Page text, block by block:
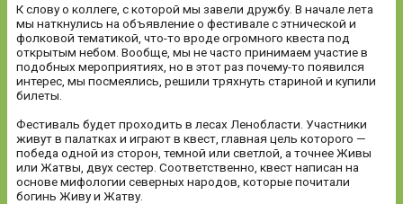
К слову о коллеге, с которой мы завели дружбу. В начале лета
мы наткнулись на объявление о фестивале с этнической и
фолковой тематикой, что-то вроде огромного квеста под
открытым небом. Вообще, мы не часто принимаем участие в
подобных мероприятиях, но в этот раз почему-то появился
интерес, мы посмеялись, решили тряхнуть стариной и купили
билеты.
Фестиваль будет проходить в лесах Ленобласти. Участники
живут в палатках и играют в квест, главная цель которого —
победа одной из сторон, темной или светлой, а точнее Живы
или Жатвы, двух сестер. Соответственно, квест написан на
основе мифологии северных народов, которые почитали
богинь Живу и Жатву.